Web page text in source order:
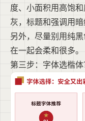
度、小面积用高饱
灰，标题和强调用暗
另外，尽量别用纯
在一起会柔和很多。
第三步：字体选楷